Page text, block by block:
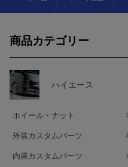
商品カテゴリー
ハイエース
ホイール・ナット
外装カスタムパーツ
内装カスタムパーツ